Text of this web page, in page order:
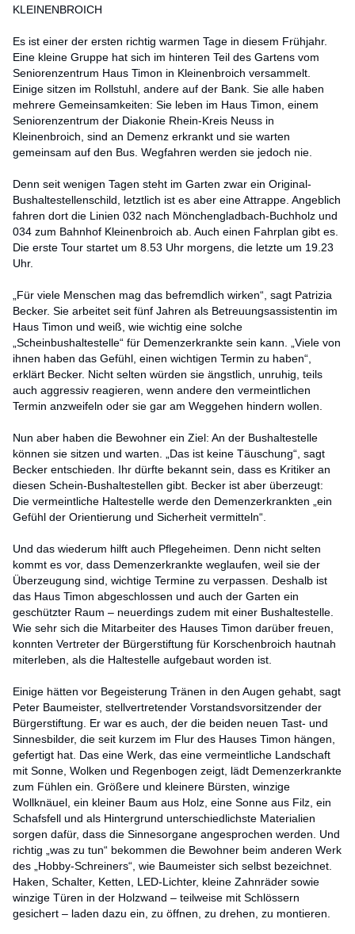
KLEINENBROICH
Es ist einer der ersten richtig warmen Tage in diesem Frühjahr.
Eine kleine Gruppe hat sich im hinteren Teil des Gartens vom
Seniorenzentrum Haus Timon in Kleinenbroich versammelt.
Einige sitzen im Rollstuhl, andere auf der Bank. Sie alle haben
mehrere Gemeinsamkeiten: Sie leben im Haus Timon, einem
Seniorenzentrum der Diakonie Rhein-Kreis Neuss in
Kleinenbroich, sind an Demenz erkrankt und sie warten
gemeinsam auf den Bus. Wegfahren werden sie jedoch nie.
Denn seit wenigen Tagen steht im Garten zwar ein Original-
Bushaltestellenschild, letztlich ist es aber eine Attrappe. Angeblich
fahren dort die Linien 032 nach Mönchengladbach-Buchholz und
034 zum Bahnhof Kleinenbroich ab. Auch einen Fahrplan gibt es.
Die erste Tour startet um 8.53 Uhr morgens, die letzte um 19.23
Uhr.
„Für viele Menschen mag das befremdlich wirken“, sagt Patrizia
Becker. Sie arbeitet seit fünf Jahren als Betreuungsassistentin im
Haus Timon und weiß, wie wichtig eine solche
„Scheinbushaltestelle“ für Demenzerkrankte sein kann. „Viele von
ihnen haben das Gefühl, einen wichtigen Termin zu haben“,
erklärt Becker. Nicht selten würden sie ängstlich, unruhig, teils
auch aggressiv reagieren, wenn andere den vermeintlichen
Termin anzweifeln oder sie gar am Weggehen hindern wollen.
Nun aber haben die Bewohner ein Ziel: An der Bushaltestelle
können sie sitzen und warten. „Das ist keine Täuschung“, sagt
Becker entschieden. Ihr dürfte bekannt sein, dass es Kritiker an
diesen Schein-Bushaltestellen gibt. Becker ist aber überzeugt:
Die vermeintliche Haltestelle werde den Demenzerkrankten „ein
Gefühl der Orientierung und Sicherheit vermitteln“.
Und das wiederum hilft auch Pflegeheimen. Denn nicht selten
kommt es vor, dass Demenzerkrankte weglaufen, weil sie der
Überzeugung sind, wichtige Termine zu verpassen. Deshalb ist
das Haus Timon abgeschlossen und auch der Garten ein
geschützter Raum – neuerdings zudem mit einer Bushaltestelle.
Wie sehr sich die Mitarbeiter des Hauses Timon darüber freuen,
konnten Vertreter der Bürgerstiftung für Korschenbroich hautnah
miterleben, als die Haltestelle aufgebaut worden ist.
Einige hätten vor Begeisterung Tränen in den Augen gehabt, sagt
Peter Baumeister, stellvertretender Vorstandsvorsitzender der
Bürgerstiftung. Er war es auch, der die beiden neuen Tast- und
Sinnesbilder, die seit kurzem im Flur des Hauses Timon hängen,
gefertigt hat. Das eine Werk, das eine vermeintliche Landschaft
mit Sonne, Wolken und Regenbogen zeigt, lädt Demenzerkrankte
zum Fühlen ein. Größere und kleinere Bürsten, winzige
Wollknäuel, ein kleiner Baum aus Holz, eine Sonne aus Filz, ein
Schafsfell und als Hintergrund unterschiedlichste Materialien
sorgen dafür, dass die Sinnesorgane angesprochen werden. Und
richtig „was zu tun“ bekommen die Bewohner beim anderen Werk
des „Hobby-Schreiners“, wie Baumeister sich selbst bezeichnet.
Haken, Schalter, Ketten, LED-Lichter, kleine Zahnräder sowie
winzige Türen in der Holzwand – teilweise mit Schlössern
gesichert – laden dazu ein, zu öffnen, zu drehen, zu montieren.